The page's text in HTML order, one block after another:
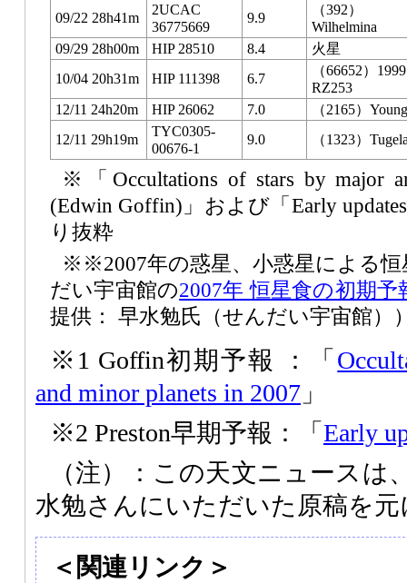
09/22 28h41m
2UCAC
36775669
9.9
（392）
Wilhelmina
09/29 28h00m
HIP 28510 8.4
火星
10/04 20h31m
HIP 111398 6.7
（66652）1999
RZ253
12/11 24h20m
HIP 26062 7.0
（2165）Young
12/11 29h19m
TYC0305-
00676-1
9.0 （1323）
※「Occultations of stars by major
(Edwin Goffin)」および「Early
り抜粋
※※2007年の惑星、小惑星による恒
だい宇宙館の2007年 恒星食の初期予
提供： 早水勉氏（せんだい宇宙館）
※1 Goffin初期予報 ：「
and minor planets in 2007 」
※2 Preston早期予報：「 Early
（注）：この天文ニュースは
水勉さんにいただいた原稿を
＜関連リンク＞